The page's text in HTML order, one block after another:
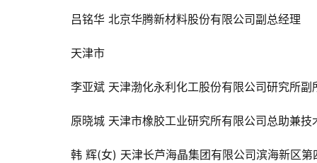
吕铭华 北京华腾新材料股份有限公司副总经理
天津市
李亚斌 天津渤化永利化工股份有限公司研究所副
原晓城 天津市橡胶工业研究所有限公司总助兼技
韩 辉(女) 天津长芦海晶集团有限公司滨海新区